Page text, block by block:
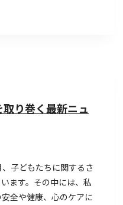
取り巻く最新ニュ
子どもたちに関するさ
ます。その中には、私
全や健康、心のケアに